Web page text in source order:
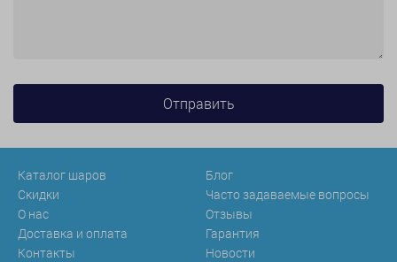
Каталог шаров
Скидки
О нас
Доставка и оплата
Контакты
Блог
Часто задаваемые вопросы
Отзывы
Гарантия
Новости